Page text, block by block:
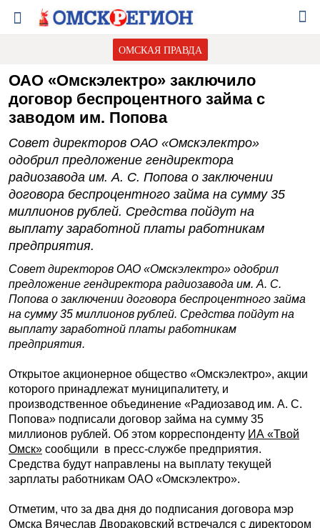
ОМСКАЯ ПРАВДА
ОАО «Омскэлектро» заключило
договор беспроцентного займа с
заводом им. Попова
Совет директоров ОАО «Омскэлектро»
одобрил предложение гендиректора
радиозавода им. А. С. Попова о заключении
договора беспроцентного займа на сумму 35
миллионов рублей. Средства пойдут на
выплату заработной платы работникам
предприятия.
Совет директоров ОАО «Омскэлектро» одобрил
предложение гендиректора радиозавода им. А. С.
Попова о заключении договора беспроцентного займа
на сумму 35 миллионов рублей. Средства пойдут на
выплату заработной платы работникам
предприятия.
Открытое акционерное общество «Омскэлектро», акции
которого принадлежат муниципалитету, и
производственное объединение «Радиозавод им. А. С.
Попова» подписали договор займа на сумму 35
миллионов рублей. Об этом корреспонденту ИА «Твой
Омск» сообщили в пресс-службе предприятия.
Средства будут направлены на выплату текущей
зарплаты работникам ОАО «Омскэлектро».
Отметим, что за два дня до подписания договора мэр
Омска Вячеслав Двораковский встречался с директором